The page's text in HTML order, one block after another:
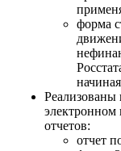
форма
Реализованы
электронном
отчетов:
отчет